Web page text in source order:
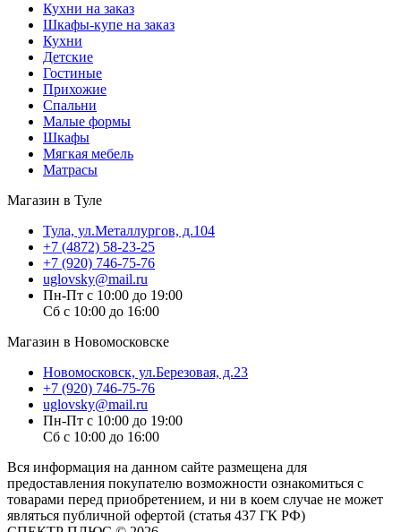
Кухни на заказ
Шкафы-купе на заказ
Кухни
Детские
Гостиные
Прихожие
Спальни
Малые формы
Шкафы
Мягкая мебель
Матрасы
Магазин в Туле
Тула, ул.Металлургов, д.104
+7 (4872) 58-23-25
+7 (920) 746-75-76
uglovsky@mail.ru
Пн-Пт с 10:00 до 19:00
Сб с 10:00 до 16:00
Магазин в Новомосковске
Новомосковск, ул.Березовая, д.23
+7 (920) 746-75-76
uglovsky@mail.ru
Пн-Пт с 10:00 до 19:00
Сб с 10:00 до 16:00
Вся информация на данном сайте размещена для
предоставления покупателю возможности ознакомиться с
товарами перед приобретением, и ни в коем случае не может
являться публичной офертой (статья 437 ГК РФ)